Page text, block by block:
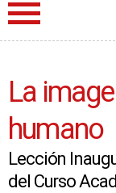
La
humano
Lección
del Curso